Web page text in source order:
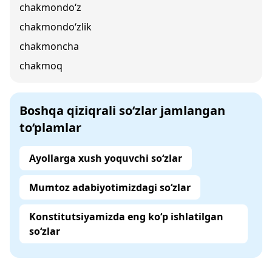
chakmondo‘z
chakmondo‘zlik
chakmoncha
chakmoq
Boshqa qiziqrali so‘zlar jamlangan
to‘plamlar
Ayollarga xush yoquvchi so‘zlar
Mumtoz adabiyotimizdagi so‘zlar
Konstitutsiyamizda eng ko‘p ishlatilgan
so‘zlar